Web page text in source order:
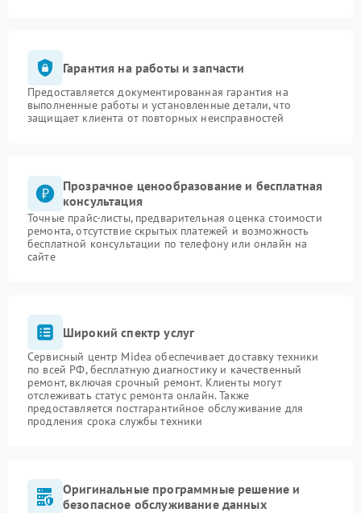
Гарантия на работы и запчасти
Предоставляется документированная гарантия на
выполненные работы и установленные детали, что
защищает клиента от повторных неисправностей
Прозрачное ценообразование и бесплатная
консультация
Точные прайс-листы, предварительная оценка стоимости
ремонта, отсутствие скрытых платежей и возможность
бесплатной консультации по телефону или онлайн на
сайте
Широкий спектр услуг
Сервисный центр Midea обеспечивает доставку техники
по всей РФ, бесплатную диагностику и качественный
ремонт, включая срочный ремонт. Клиенты могут
отслеживать статус ремонта онлайн. Также
предоставляется постгарантийное обслуживание для
продления срока службы техники
Оригинальные программные решение и
безопасное обслуживание данных